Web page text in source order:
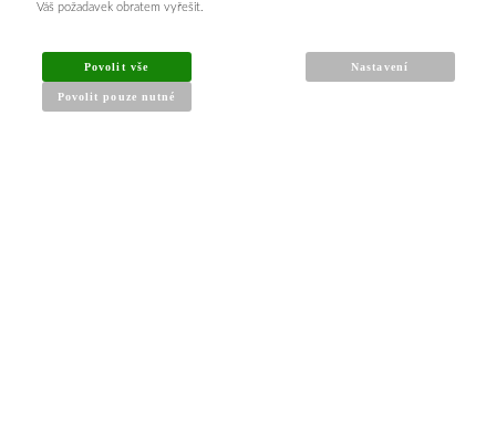
INFORMACE PRO KUPUJÍCÍ
Obchodní podmínky
Váš požadavek obratem vyřešit.
Povolit vše
Povolit pouze nutné
Nastavení